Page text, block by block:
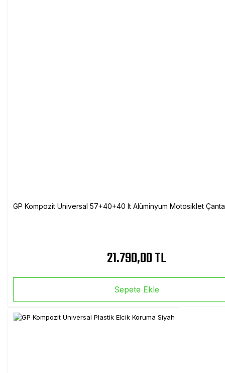
GP Kompozit Universal 57+40+40 lt Alüminyum Motosiklet
21.790,00 TL
Sepete Ekle